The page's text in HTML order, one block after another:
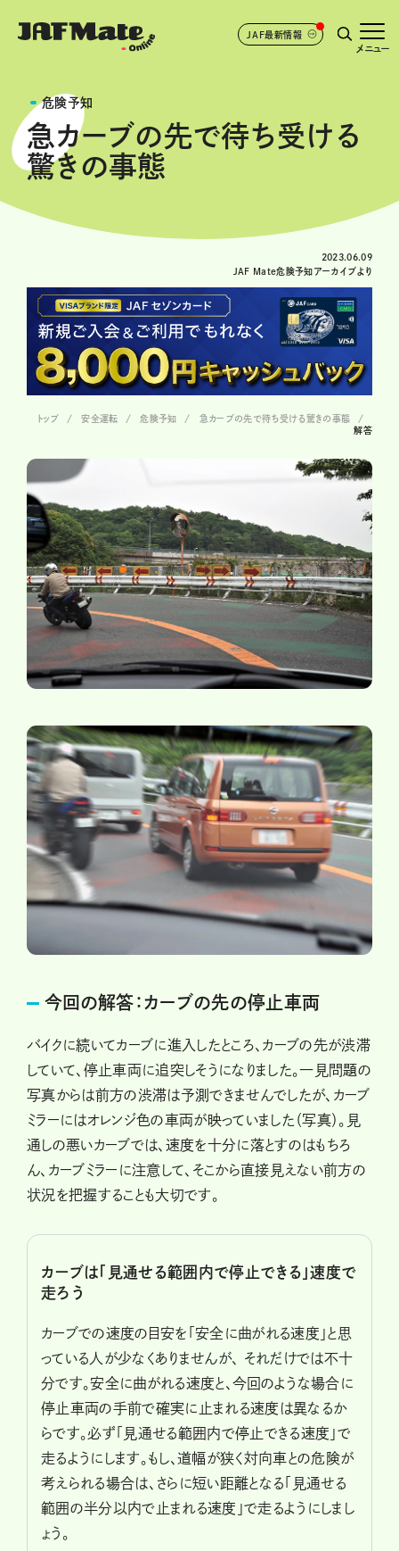
JAF最新情報
メニュー
危険予知
急カーブの先で待ち受ける
驚きの事態
2023.06.09
JAF Mate危険予知アーカイブより
トップ 安全運転 危険予知
急カーブの先で待ち受ける驚きの事態
解答
今回の解答：カーブの先の停止車両
バイクに続いてカーブに進入したところ、カーブの先が渋滞
していて、停止車両に追突しそうになりました。一見問題の
写真からは前方の渋滞は予測できませんでしたが、カーブ
ミラーにはオレンジ色の車両が映っていました（写真）。見
通しの悪いカーブでは、速度を十分に落とすのはもちろ
ん、カーブミラーに注意して、そこから直接見えない前方の
状況を把握することも大切です。
カーブは「見通せる範囲内で停止できる」速度で
走ろう
カーブでの速度の目安を「安全に曲がれる速度」と思
っている人が少なくありませんが、 それだけでは不十
分です。安全に曲がれる速度と、今回のような場合に
停止車両の手前で確実に止まれる速度は異なるか
らです。必ず「見通せる範囲内で停止できる速度」で
走るようにします。もし、道幅が狭く対向車との危険が
考えられる場合は、さらに短い距離となる「見通せる
範囲の半分以内で止まれる速度」で走るようにしまし
ょう。